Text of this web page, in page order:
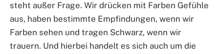
steht außer Frage. Wir drücken mit Farben Gefühle
aus, haben bestimmte Empfindungen, wenn wir
Farben sehen und tragen Schwarz, wenn wir
trauern. Und hierbei handelt es sich auch um die